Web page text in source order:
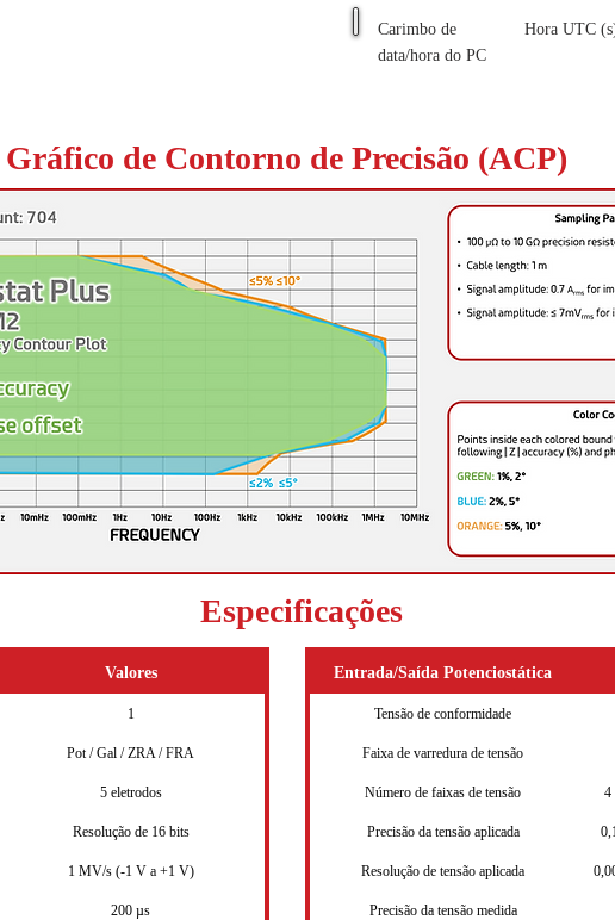
Carimbo de
data/hora do PC
Hora UTC
Gráfico de Contorno de Precisão (ACP)
Entrada/Saída Potenciostática
Tensão de conformidade
Faixa de varredura de tensão
Número de faixas de tensão 4
Precisão da tensão aplicada
Resolução de tensão aplicada
Precisão da tensão medida
Especificações
Valores
1
Pot / Gal / ZRA / FRA
5 eletrodos
Resolução de 16 bits
1 MV/s (-1 V a +1 V)
200 µs